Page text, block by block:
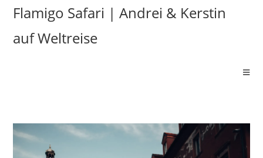
Flamigo Safari | Andrei & Kerstin
auf Weltreise